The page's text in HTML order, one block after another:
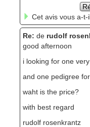
Cet avis vous a-t-
Re: de rudolf
good afternoon
i looking for one
and one pedigree
waht is the price?
with best regard
rudolf rosenkrantz